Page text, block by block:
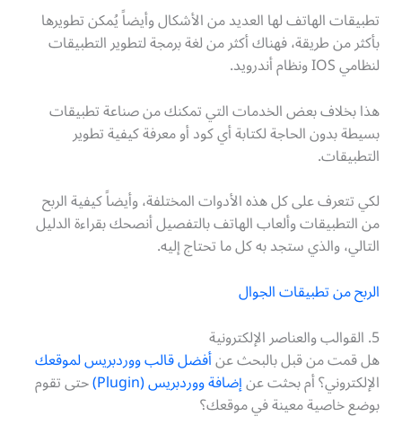
تطبيقات الهاتف لها العديد من الأشكال وأيضاً يُمكن تطويرها
بأكثر من طريقة، فهناك أكثر من لغة برمجة لتطوير التطبيقات
لنظامي IOS ونظام أندرويد.
هذا بخلاف بعض الخدمات التي تمكنك من صناعة تطبيقات
بسيطة بدون الحاجة لكتابة أي كود أو معرفة كيفية تطوير
التطبيقات.
لكي تتعرف على كل هذه الأدوات المختلفة، وأيضاً كيفية الربح
من التطبيقات وألعاب الهاتف بالتفصيل أنصحك بقراءة الدليل
التالي، والذي ستجد به كل ما تحتاج إليه.
الربح من تطبيقات الجوال
5. القوالب والعناصر الإلكترونية
هل قمت من قبل بالبحث عنأفضل قالب ووردبريس لموقعك
الإلكتروني؟ أم بحثت عنإضافة ووردبريس (Plugin) حتى تقوم
بوضع خاصية معينة في موقعك؟